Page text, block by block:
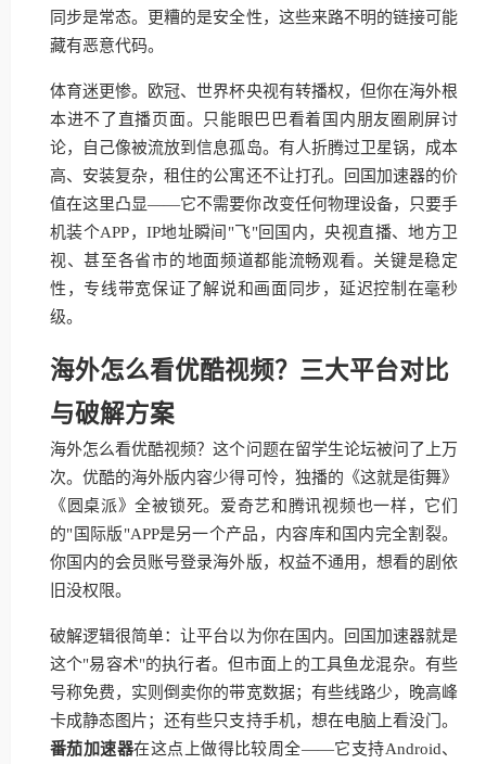
同步是常态。更糟的是安全性，这些来路不明的链接可能
藏有恶意代码。
体育迷更惨。欧冠、世界杯央视有转播权，但你在海外根
本进不了直播页面。只能眼巴巴看着国内朋友圈刷屏讨
论，自己像被流放到信息孤岛。有人折腾过卫星锅，成本
高、安装复杂，租住的公寓还不让打孔。回国加速器的价
值在这里凸显——它不需要你改变任何物理设备，只要手
机装个APP，IP地址瞬间"飞"回国内，央视直播、地方卫
视、甚至各省市的地面频道都能流畅观看。关键是稳定
性，专线带宽保证了解说和画面同步，延迟控制在毫秒
级。
海外怎么看优酷视频？三大平台对比
与破解方案
海外怎么看优酷视频？这个问题在留学生论坛被问了上万
次。优酷的海外版内容少得可怜，独播的《这就是街舞》
《圆桌派》全被锁死。爱奇艺和腾讯视频也一样，它们
的"国际版"APP是另一个产品，内容库和国内完全割裂。
你国内的会员账号登录海外版，权益不通用，想看的剧依
旧没权限。
破解逻辑很简单：让平台以为你在国内。回国加速器就是
这个"易容术"的执行者。但市面上的工具鱼龙混杂。有些
号称免费，实则倒卖你的带宽数据；有些线路少，晚高峰
卡成静态图片；还有些只支持手机，想在电脑上看没门。
番茄加速器在这点上做得比较周全——它支持Android、